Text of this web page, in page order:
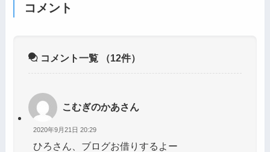
コメント
コメント一覧 （12件）
こむぎのかあさん
2020年9月21日 20:29
ひろさん、ブログお借りするよー